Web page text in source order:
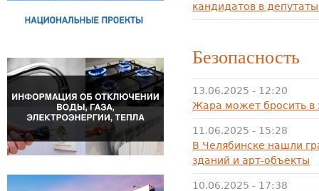
кандидатов в
Безопасность
13.06.2025 - 12:20
Жара может бросить в
11.06.2025 - 15:28
В Челябинске нашли
зданий и арт-объекты
10.06.2025 - 17:38